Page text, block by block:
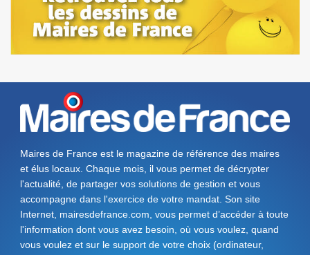
Maires de France est le magazine de référence des maires
et élus locaux. Chaque mois, il vous permet de décrypter
l'actualité, de partager vos solutions de gestion et vous
accompagne dans l'exercice de votre mandat. Son site
Internet, mairesdefrance.com, vous permet d’accéder à toute
l'information dont vous avez besoin, où vous voulez, quand
vous voulez et sur le support de votre choix (ordinateur,